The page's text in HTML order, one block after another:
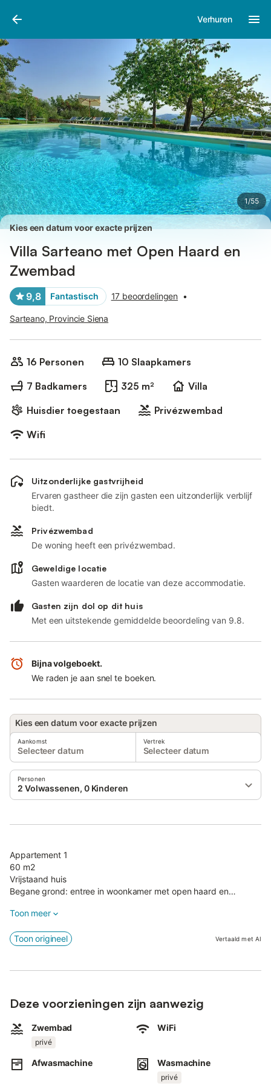
Verhuren
1/55
Afbeeldingen
Kies een datum voor exacte prijzen
Villa Sarteano met Open Haard en
Zwembad
9,8 Fantastisch 17 beoordelingen •
Sarteano, Provincie Siena
16 Personen
10 Slaapkamers
7 Badkamers
325 m²
Villa
Huisdier toegestaan
Privézwembad
Wifi
Uitzonderlijke gastvrijheid
Ervaren gastheer die zijn gasten een uitzonderlijk verblijf
biedt.
Privézwembad
De woning heeft een privézwembad.
Geweldige locatie
Gasten waarderen de locatie van deze accommodatie.
Gasten zijn dol op dit huis
Met een uitstekende gemiddelde beoordeling van 9.8.
Bijna volgeboekt.
We raden je aan snel te boeken.
Kies een datum voor exacte prijzen
Aankomst
Selecteer datum
Vertrek
Selecteer datum
Personen
2 Volwassenen, 0 Kinderen
Appartement 1
60 m2
Vrijstaand huis
Begane grond: entree in woonkamer met open haard en
tweepersoonsslaapkamer, slaapkamer met 1 eenpersoonsbed,
Overdekt terras ingericht met tafel, stoelen en barbecue.
woonkamer met open haard en eethoek,
tweepersoonsslaapkamer, slaapkamer met 1 eenpersoonsbed,
badkamer met douche.
Appartement 3
60 m2
Begane grond: woonkamer met open haard en eethoek, 1
Toon meer
Toon origineel Vertaald met AI
Deze voorzieningen zijn aanwezig
Zwembad
privé
WiFi
Afwasmachine Wasmachine
privé